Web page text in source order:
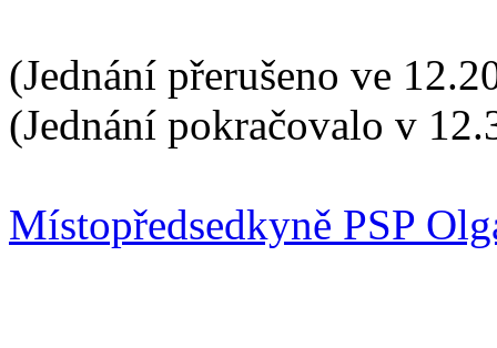
(Jednání přerušeno ve
(Jednání pokračovalo v
Místopředsedkyně PSP